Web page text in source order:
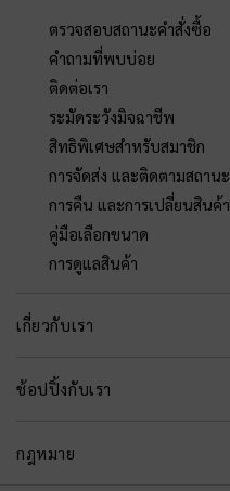
ตรวจสอบสถานะคำสั่งซื้อ
คำถามที่พบบ่อย
ติดต่อเรา
ระมัดระวังมิจฉาชีพ
สิทธิพิเศษสำหรับสมาชิก
การจัดส่ง และติดตามสถานะ
การคืน และการเปลี่ยนสินค้า
คู่มือเลือกขนาด
การดูแลสินค้า
เกี่ยวกับเรา
ช้อปปิ้งกับเรา
กฎหมาย